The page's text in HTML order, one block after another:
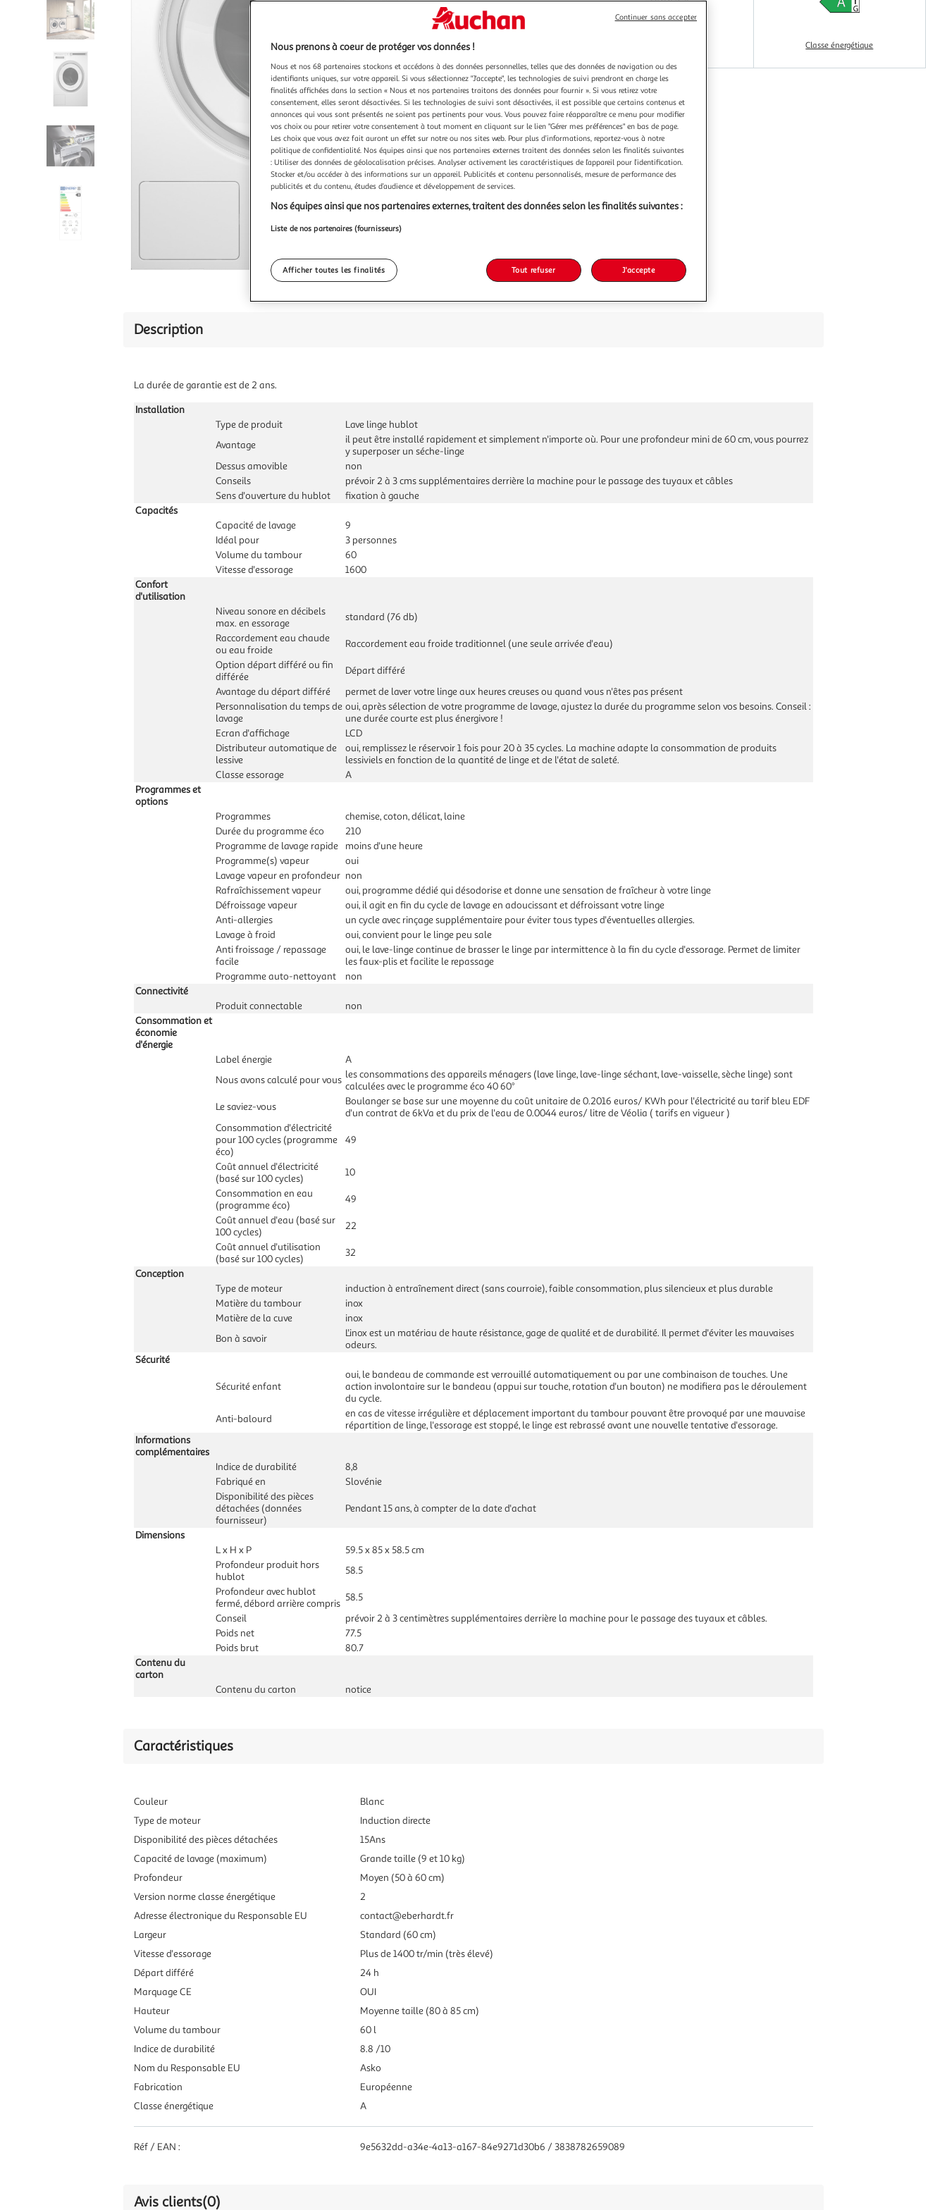
Classe énergétique
Description
La durée de garantie est de 2 ans.
Installation
Type de produit
Lave linge hublot
Avantage
il peut être installé rapidement et simplement n'importe où. Pour une profondeur mini de 60 cm, vous pourrez
y superposer un séche-linge
Dessus amovible
non
Conseils
prévoir 2 à 3 cms supplémentaires derrière la machine pour le passage des tuyaux et câbles
Sens d'ouverture du hublot
fixation à gauche
Capacités
Capacité de lavage
9
Idéal pour
3 personnes
Volume du tambour
60
Vitesse d'essorage
1600
Confort
d'utilisation
Niveau sonore en décibels
max. en essorage
standard (76 db)
Raccordement eau chaude
ou eau froide
Raccordement eau froide traditionnel (une seule arrivée d'eau)
Option départ différé ou fin
différée
Départ différé
Avantage du départ différé
permet de laver votre linge aux heures creuses ou quand vous n'êtes pas présent
Personnalisation du temps de
lavage
oui, après sélection de votre programme de lavage, ajustez la durée du programme selon vos besoins. Conseil :
une durée courte est plus énergivore !
Ecran d'affichage
LCD
Distributeur automatique de
lessive
oui, remplissez le réservoir 1 fois pour 20 à 35 cycles. La machine adapte la consommation de produits
lessiviels en fonction de la quantité de linge et de l'état de saleté.
Classe essorage
A
Programmes et
options
Programmes
chemise, coton, délicat, laine
Durée du programme éco
210
Programme de lavage rapide
moins d'une heure
Programme(s) vapeur
oui
Lavage vapeur en profondeur non
Rafraîchissement vapeur
oui, programme dédié qui désodorise et donne une sensation de fraîcheur à votre linge
Défroissage vapeur
oui, il agit en fin du cycle de lavage en adoucissant et défroissant votre linge
Anti-allergies
un cycle avec rinçage supplémentaire pour éviter tous types d'éventuelles allergies.
Lavage à froid
oui, convient pour le linge peu sale
Anti froissage / repassage
facile
oui, le lave-linge continue de brasser le linge par intermittence à la fin du cycle d'essorage. Permet de limiter
les faux-plis et facilite le repassage
Programme auto-nettoyant
non
Connectivité
Produit connectable
non
Consommation et
économie
d'énergie
Label énergie
A
Nous avons calculé pour vous les consommations des appareils ménagers (lave linge, lave-linge séchant, lave-vaisselle, sèche linge) sont
calculées avec le programme éco 40 60°
Le saviez-vous
Boulanger se base sur une moyenne du coût unitaire de 0.2016 euros/ KWh pour l'électricité au tarif bleu EDF
d'un contrat de 6kVa et du prix de l'eau de 0.0044 euros/ litre de Véolia ( tarifs en vigueur )
Consommation d'électricité
pour 100 cycles (programme
éco)
49
Coût annuel d'électricité
(basé sur 100 cycles)
10
Consommation en eau
(programme éco)
49
Coût annuel d'eau (basé sur
100 cycles)
22
Coût annuel d'utilisation
(basé sur 100 cycles)
32
Conception
Type de moteur
induction à entraînement direct (sans courroie), faible consommation, plus silencieux et plus durable
Matière du tambour
inox
Matière de la cuve
inox
Bon à savoir
L'inox est un matériau de haute résistance, gage de qualité et de durabilité. Il permet d'éviter les mauvaises
odeurs.
Sécurité
Sécurité enfant
oui, le bandeau de commande est verrouillé automatiquement ou par une combinaison de touches. Une
action involontaire sur le bandeau (appui sur touche, rotation d'un bouton) ne modifiera pas le déroulement
du cycle.
Anti-balourd
en cas de vitesse irrégulière et déplacement important du tambour pouvant être provoqué par une mauvaise
répartition de linge, l'essorage est stoppé, le linge est rebrassé avant une nouvelle tentative d'essorage.
Informations
complémentaires
Indice de durabilité
8,8
Fabriqué en
Slovénie
Disponibilité des pièces
détachées (données
fournisseur)
Pendant 15 ans, à compter de la date d'achat
Dimensions
L x H x P
59.5 x 85 x 58.5 cm
Profondeur produit hors
hublot
58.5
Profondeur avec hublot
fermé, débord arrière compris
58.5
Conseil
prévoir 2 à 3 centimètres supplémentaires derrière la machine pour le passage des tuyaux et câbles.
Poids net
77.5
Poids brut
80.7
Contenu du
carton
Contenu du carton
notice
Caractéristiques
Couleur
Blanc
Type de moteur
Induction directe
Disponibilité des pièces détachées
15Ans
Capacité de lavage (maximum)
Grande taille (9 et 10 kg)
Profondeur
Moyen (50 à 60 cm)
Version norme classe énergétique
2
Adresse électronique du Responsable EU
contact@eberhardt.fr
Largeur
Standard (60 cm)
Vitesse d'essorage
Plus de 1400 tr/min (très élevé)
Départ différé
24 h
Marquage CE
OUI
Hauteur
Moyenne taille (80 à 85 cm)
Volume du tambour
60 l
Indice de durabilité
8.8 /10
Nom du Responsable EU
Asko
Fabrication
Européenne
Classe énergétique
A
Réf / EAN : 9e5632dd-a34e-4a13-a167-84e9271d30b6 / 3838782659089
Avis clients(0)
Nous prenons à coeur de protéger vos données !
Nous et nos 68 partenaires stockons et accédons à des données personnelles, telles que des données de navigation ou des
identifiants uniques, sur votre appareil. Si vous sélectionnez "J'accepte", les technologies de suivi prendront en charge les
finalités affichées dans la section « Nous et nos partenaires traitons des données pour fournir ». Si vous retirez votre
consentement, elles seront désactivées. Si les technologies de suivi sont désactivées, il est possible que certains contenus et
annonces qui vous sont présentés ne soient pas pertinents pour vous. Vous pouvez faire réapparaître ce menu pour modifier
vos choix ou pour retirer votre consentement à tout moment en cliquant sur le lien "Gérer mes préférences" en bas de page.
Les choix que vous avez fait auront un effet sur notre ou nos sites web. Pour plus d’informations, reportez-vous à notre
politique de confidentialité. Nos équipes ainsi que nos partenaires externes traitent des données selon les finalités suivantes
: Utiliser des données de géolocalisation précises. Analyser activement les caractéristiques de l’appareil pour l’identification.
Stocker et/ou accéder à des informations sur un appareil. Publicités et contenu personnalisés, mesure de performance des
publicités et du contenu, études d’audience et développement de services.
Nos équipes ainsi que nos partenaires externes, traitent des données selon les finalités suivantes :
Liste de nos partenaires (fournisseurs)
Afficher toutes les finalités Tout refuser J'accepte
Continuer sans accepter